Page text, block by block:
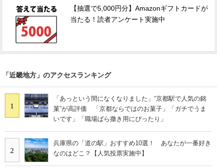
【抽選で5,000円分】Amazonギフトカードが
当たる！読者アンケート実施中
「近畿地方」のアクセスランキング
1
「あっという間になくなりました」“京都駅で人気の銘
菓”が高評価 「京都ならではのお菓子」「ガチでうま
いです」「職場ばら撒き用にぴったり」
2
兵庫県の「道の駅」おすすめ10選！ あなたが一番好き
なのはどこ？【人気投票実施中】